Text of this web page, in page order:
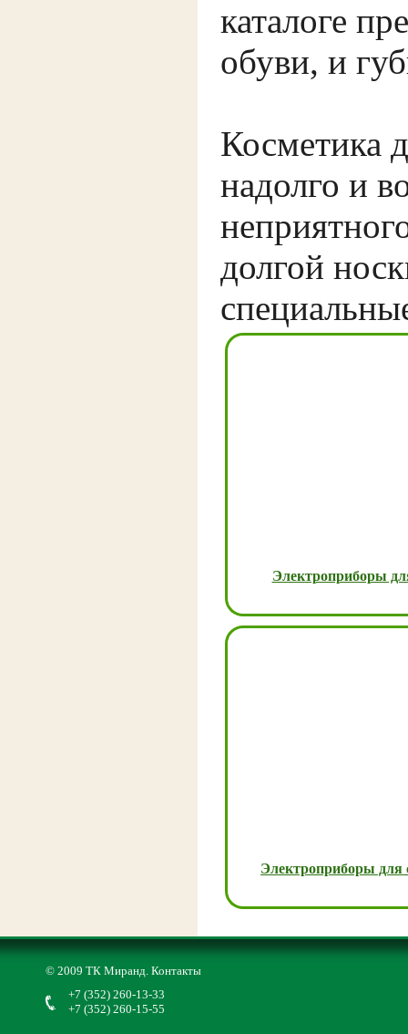
каталоге
обуви, и
Косметика
надолго и
долгой
Электроприборы
Электроприборы для
© 2009 ТК Миранд. Контакты
+7 (352) 260-13-33
+7 (352) 260-15-55